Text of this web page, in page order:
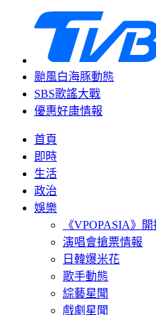
颱風白海豚動態
SBS歌謠大戰
優惠好康情報
首頁
即時
生活
政治
娛樂
《VPOPASIA》開
演唱會搶票情報
日韓爆米花
歌手動態
綜藝星聞
戲劇星聞